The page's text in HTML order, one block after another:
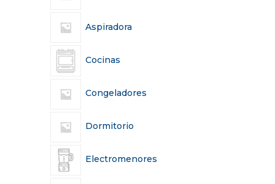
Aspiradora
Cocinas
Congeladores
Dormitorio
Electromenores